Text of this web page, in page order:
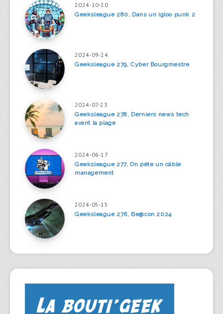
2024-10-10
Geeksleague 280, Dans un igloo punk 2
2024-09-24
Geeksleague 279, Cyber Bourgmestre
2024-07-23
Geeksleague 278, Derniers news tech
avant la plage
2024-06-17
Geeksleague 277, On pète un câble
management
2024-05-15
Geeksleague 276, Be@con 2024